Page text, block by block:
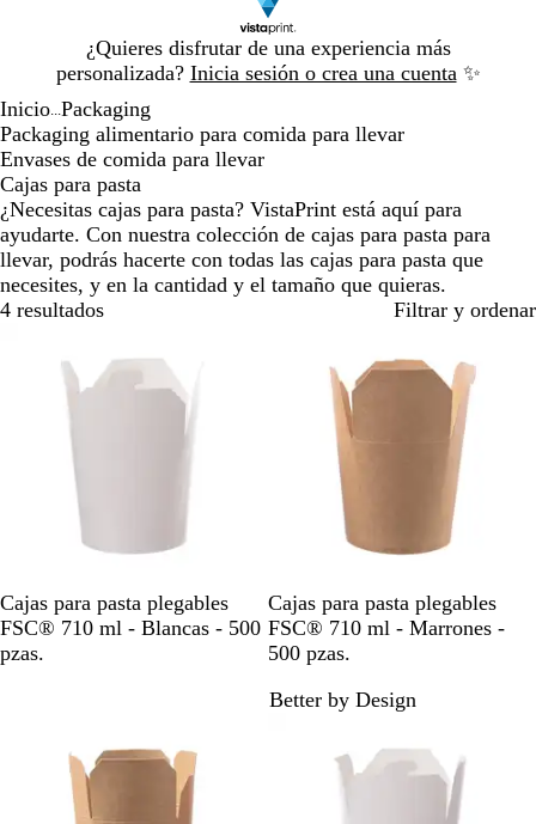
¿Quieres disfrutar de una experiencia más
personalizada? Inicia sesión o crea una cuenta ✨
1
Inicio Packaging
Packaging alimentario para comida para llevar
Envases de comida para llevar
Cajas para pasta
¿Necesitas cajas para pasta? VistaPrint está aquí para
ayudarte. Con nuestra colección de cajas para pasta para
llevar, podrás hacerte con todas las cajas para pasta que
necesites, y en la cantidad y el tamaño que quieras.
4 resultados
Filtrar y ordenar
B
l
a
Cajas para pasta plegables
FSC® 710 ml - Blancas - 500
pzas.
M
a
r
ó
Cajas para pasta plegables
FSC® 710 ml - Marrones -
500 pzas.
Better by Design